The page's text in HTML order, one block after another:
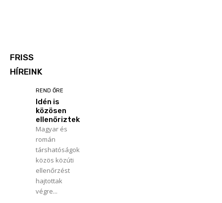
FRISS
HÍREINK
REND ŐRE
Idén is
közösen
ellenőriztek
Magyar és
román
társhatóságok
közös közúti
ellenőrzést
hajtottak
végre...